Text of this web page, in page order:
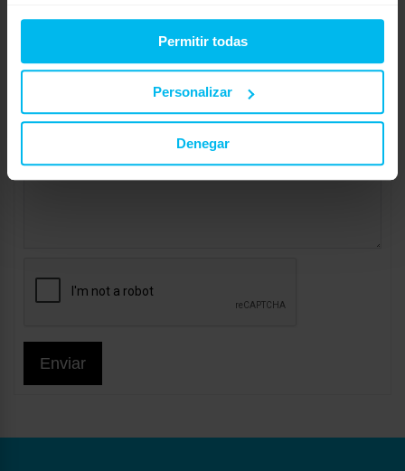
Permitir todas
Personalizar
Denegar
Enviar